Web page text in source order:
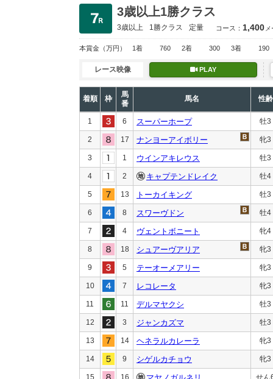
3歳以上1勝クラス
3歳以上 1勝クラス 定量 コース： 1,400
本賞金 （万円） 1着 760 2着 300 3着 190
レース映像 PLAY
着順 枠
馬
番
馬名 性齢
1 6 スーパーホープ 牡3
2 17 ナンヨーアイボリー 牝3
3 1 ウインアキレウス 牡3
4 2 キャプテンドレイク 牡4
5 13 トーカイキング 牡3
6 8 スワーヴドン 牡4
7 4 ヴェントボニート 牝4
8 18 シュアーヴアリア 牝3
9 5 テーオーメアリー 牝3
10 7 レコレータ 牝3
11 11 デルマヤクシ 牡3
12 3 ジャンカズマ 牡3
13 14 ヘネラルカレーラ 牝3
14 9 シゲルカチョウ 牝3
15 16 せん